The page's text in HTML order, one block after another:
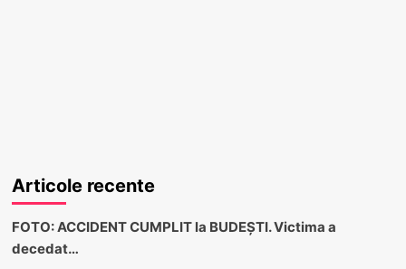
Articole recente
FOTO: ACCIDENT CUMPLIT la BUDEȘTI. Victima a
decedat…